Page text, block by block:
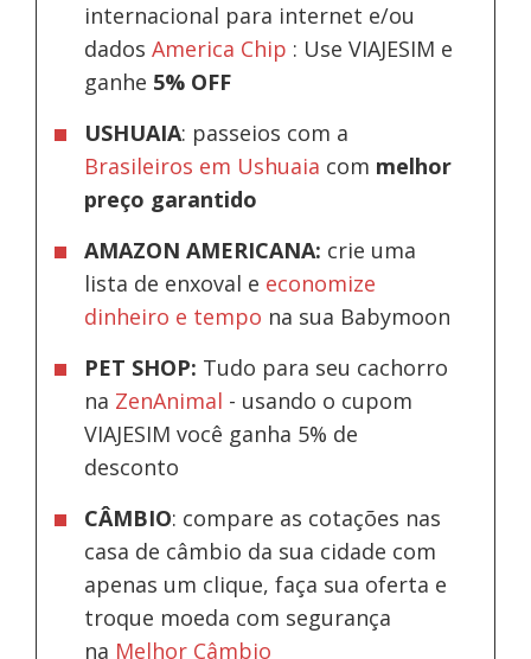
internacional para internet e/ou
dadosAmerica Chip : Use VIAJESIM e
ganhe 5% OFF
USHUAIA: passeios com a
Brasileiros em Ushuaia com melhor
preço garantido
AMAZON AMERICANA: crie uma
lista de enxoval e economize
dinheiro e tempo na sua Babymoon
PET SHOP: Tudo para seu cachorro
na ZenAnimal - usando o cupom
VIAJESIM você ganha 5% de
desconto
CÂMBIO: compare as cotações nas
casa de câmbio da sua cidade com
apenas um clique, faça sua oferta e
troque moeda com segurança
na Melhor Câmbio